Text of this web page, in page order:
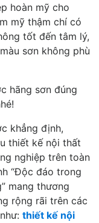
hoàn mỹ cho
mỹ thậm chí có
tốt đến tâm lý,
sơn không phù
hãng sơn đúng
khẳng định,
thiết kế nội thất
nghiệp trên toàn
“Độc đáo trong
mang thương
rộng rãi trên các
thiết kế nội